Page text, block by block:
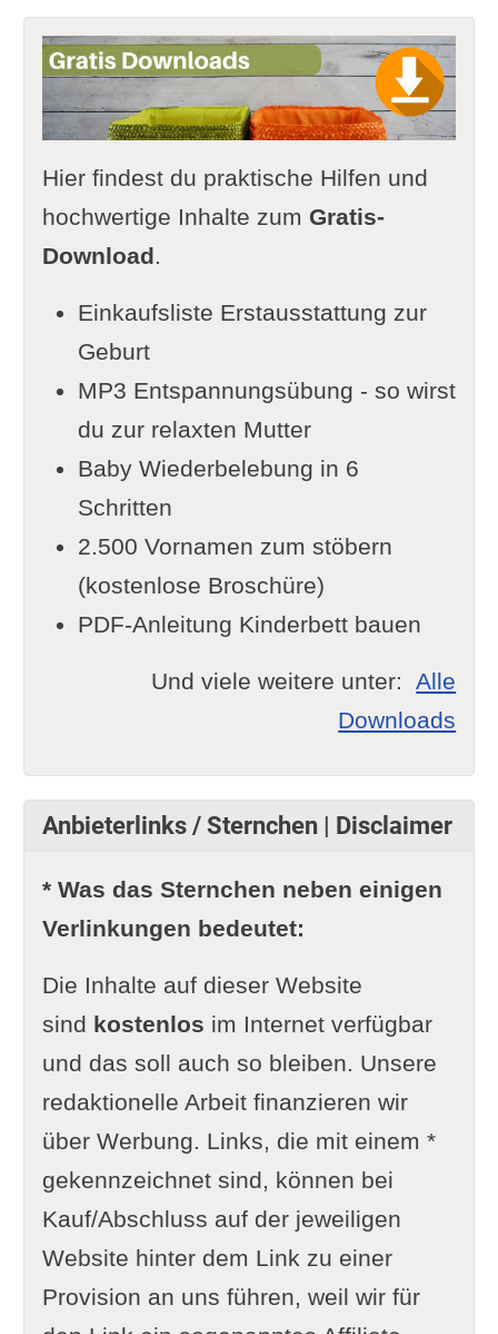
Hier findest du praktische Hilfen und
hochwertige Inhalte zum Gratis-
Download.
Einkaufsliste Erstausstattung zur
Geburt
MP3 Entspannungsübung - so wirst
du zur relaxten Mutter
Baby Wiederbelebung in 6
Schritten
2.500 Vornamen zum stöbern
(kostenlose Broschüre)
PDF-Anleitung Kinderbett bauen
Und viele weitere unter:Alle
Downloads
Anbieterlinks / Sternchen | Disclaimer
* Was das Sternchen neben einigen
Verlinkungen bedeutet:
Die Inhalte auf dieser Website
sind kostenlos im Internet verfügbar
und das soll auch so bleiben. Unsere
redaktionelle Arbeit finanzieren wir
über Werbung. Links, die mit einem *
gekennzeichnet sind, können bei
Kauf/Abschluss auf der jeweiligen
Website hinter dem Link zu einer
Provision an uns führen, weil wir für